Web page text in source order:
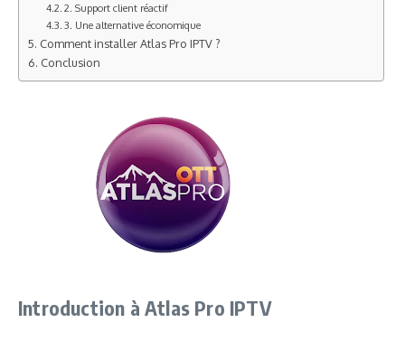
2. Support client réactif
3. Une alternative économique
Comment installer Atlas Pro IPTV ?
Conclusion
Introduction à Atlas Pro IPTV